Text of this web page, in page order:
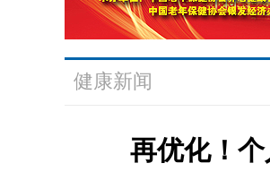
健康新闻
再优化！